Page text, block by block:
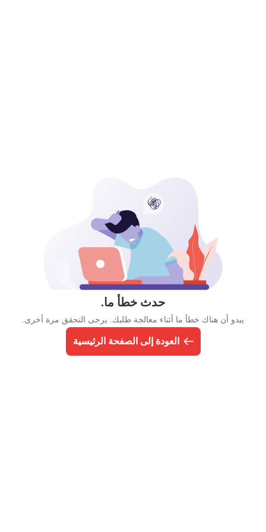
حدث خطأ ما.
يبدو أن هناك خطأ ما أثناء معالجة طلبك. يرجى التحقق مرة أخرى.
العودة إلى الصفحة الرئيسية